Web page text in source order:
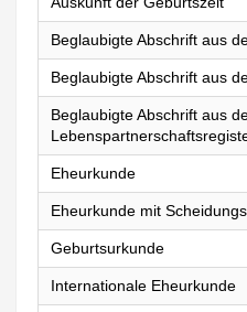
Beglaubigte Abschrift aus
Beglaubigte Abschrift aus
Beglaubigte Abschrift aus
Eheurkunde
Eheurkunde mit
Geburtsurkunde
Internationale Eheurkunde